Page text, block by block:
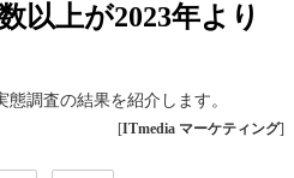
以上が2023年より
調査の結果を紹介します。
[ITmedia マーケティング]